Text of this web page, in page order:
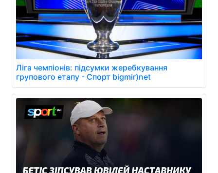
Ліга чемпіонів: підсумки жеребкування
групового етапу - Спорт bigmir)net